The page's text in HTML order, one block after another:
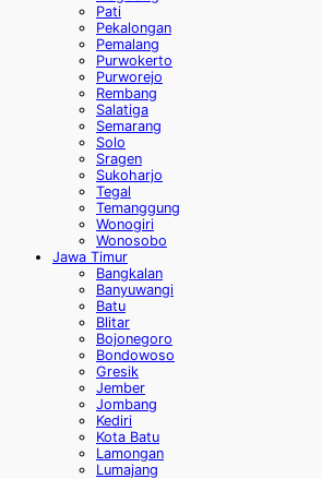
Pati
Pekalongan
Pemalang
Purwokerto
Purworejo
Rembang
Salatiga
Semarang
Solo
Sragen
Sukoharjo
Tegal
Temanggung
Wonogiri
Wonosobo
Jawa Timur
Bangkalan
Banyuwangi
Batu
Blitar
Bojonegoro
Bondowoso
Gresik
Jember
Jombang
Kediri
Kota Batu
Lamongan
Lumajang